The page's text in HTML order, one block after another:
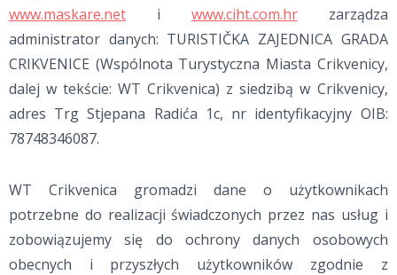
www.maskare.net i www.ciht.com.hrzarządza
administrator danych: TURISTIČKA ZAJEDNICA GRADA
CRIKVENICE (Wspólnota Turystyczna Miasta Crikvenicy,
dalej w tekście: WT Crikvenica) z siedzibą w Crikvenicy,
adres Trg Stjepana Radića 1c, nr identyfikacyjny OIB:
78748346087.
WT Crikvenica gromadzi dane o użytkownikach
potrzebne do realizacji świadczonych przez nas usług i
zobowiązujemy się do ochrony danych osobowych
obecnych i przyszłych użytkowników zgodnie z